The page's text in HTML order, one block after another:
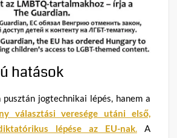
hatások
pusztán jogtechnikai lépés, hanem a
választási veresége utáni első,
lépése az EU-nak.A